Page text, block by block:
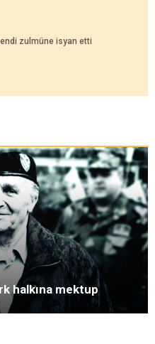
zulmüne isyan etti
halkına mektup